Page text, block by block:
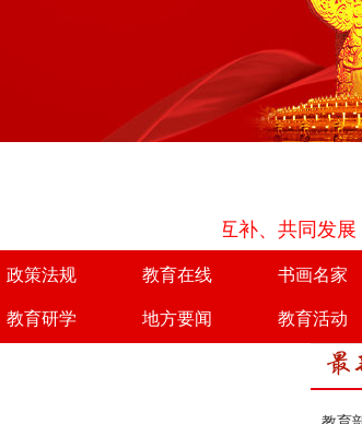
为了实现优势互补、共同发展，
政策法规 教育在线 书画名家
教育研学 地方要闻 教育活动